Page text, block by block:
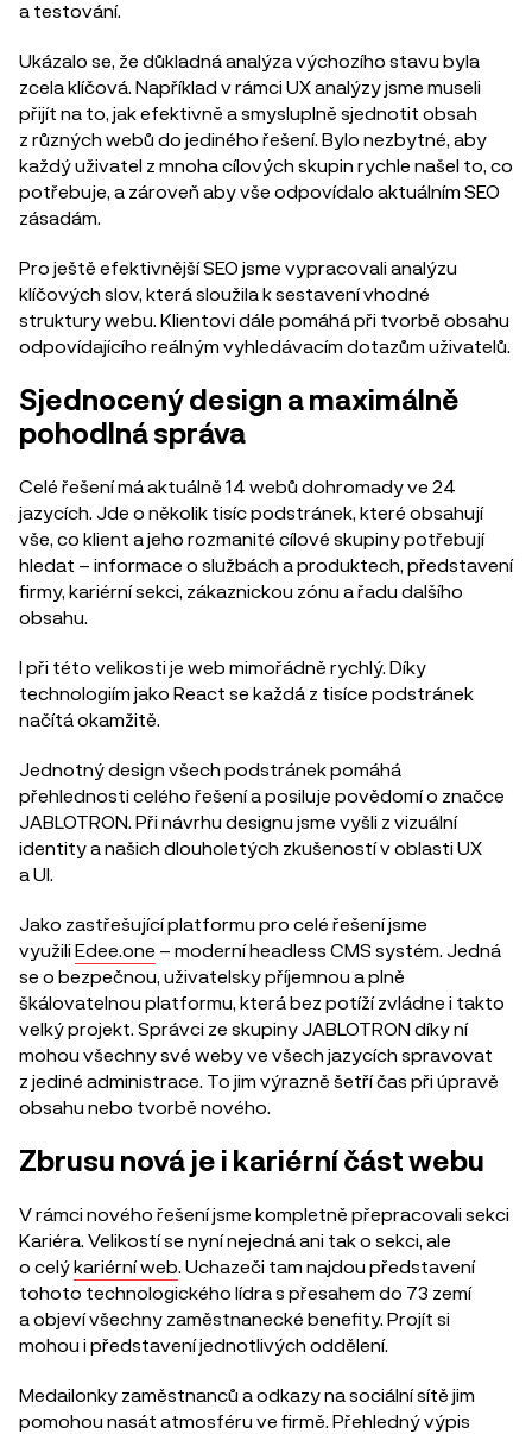
a testování.
Ukázalo se, že důkladná analýza výchozího stavu byla
zcela klíčová. Například v rámci UX analýzy jsme museli
přijít na to, jak efektivně a smysluplně sjednotit obsah
z různých webů do jediného řešení. Bylo nezbytné, aby
každý uživatel z mnoha cílových skupin rychle našel to, co
potřebuje, a zároveň aby vše odpovídalo aktuálním SEO
zásadám.
Pro ještě efektivnější SEO jsme vypracovali analýzu
klíčových slov, která sloužila k sestavení vhodné
struktury webu. Klientovi dále pomáhá při tvorbě obsahu
odpovídajícího reálným vyhledávacím dotazům uživatelů.
Sjednocený design a maximálně
pohodlná správa
Celé řešení má aktuálně 14 webů dohromady ve 24
jazycích. Jde o několik tisíc podstránek, které obsahují
vše, co klient a jeho rozmanité cílové skupiny potřebují
hledat – informace o službách a produktech, představení
firmy, kariérní sekci, zákaznickou zónu a řadu dalšího
obsahu.
I při této velikosti je web mimořádně rychlý. Díky
technologiím jako React se každá z tisíce podstránek
načítá okamžitě.
Jednotný design všech podstránek pomáhá
přehlednosti celého řešení a posiluje povědomí o značce
JABLOTRON. Při návrhu designu jsme vyšli z vizuální
identity a našich dlouholetých zkušeností v oblasti UX
a UI.
Jako zastřešující platformu pro celé řešení jsme
využili Edee.one – moderní headless CMS systém. Jedná
se o bezpečnou, uživatelsky příjemnou a plně
škálovatelnou platformu, která bez potíží zvládne i takto
velký projekt. Správci ze skupiny JABLOTRON díky ní
mohou všechny své weby ve všech jazycích spravovat
z jediné administrace. To jim výrazně šetří čas při úpravě
obsahu nebo tvorbě nového.
Zbrusu nová je i kariérní část webu
V rámci nového řešení jsme kompletně přepracovali sekci
Kariéra. Velikostí se nyní nejedná ani tak o sekci, ale
o celýkariérní web. Uchazeči tam najdou představení
tohoto technologického lídra s přesahem do 73 zemí
a objeví všechny zaměstnanecké benefity. Projít si
mohou i představení jednotlivých oddělení.
Medailonky zaměstnanců a odkazy na sociální sítě jim
pomohou nasát atmosféru ve firmě. Přehledný výpis